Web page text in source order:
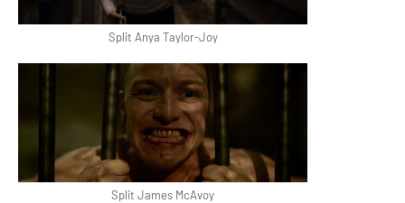
Split Anya Taylor-Joy
Split James McAvoy